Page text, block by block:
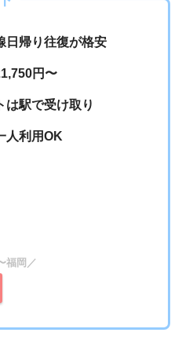
日帰り往復が格安
円〜
は駅で受け取り
人利用OK
福岡／